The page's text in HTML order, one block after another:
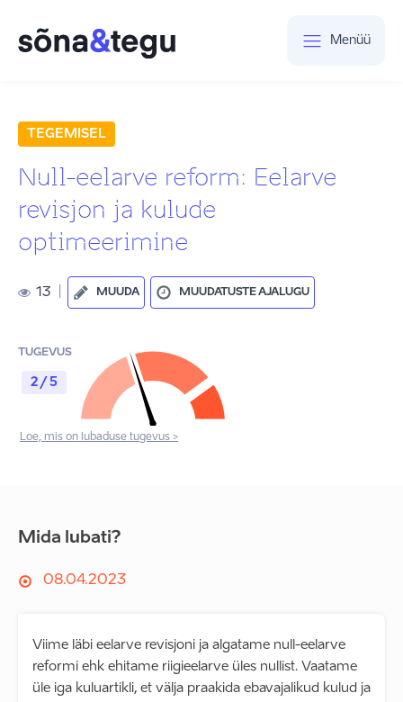
Menüü
TEGEMISEL
Null-eelarve reform: Eelarve
revisjon ja kulude
optimeerimine
13 MUUDA MUUDATUSTE AJALUGU
TUGEVUS
2 / 5
Loe, mis on lubaduse tugevus >
Mida lubati?
08.04.2023
Viime läbi eelarve revisjoni ja algatame null-eelarve
reformi ehk ehitame riigieelarve üles nullist. Vaatame
üle iga kuluartikli, et välja praakida ebavajalikud kulud ja